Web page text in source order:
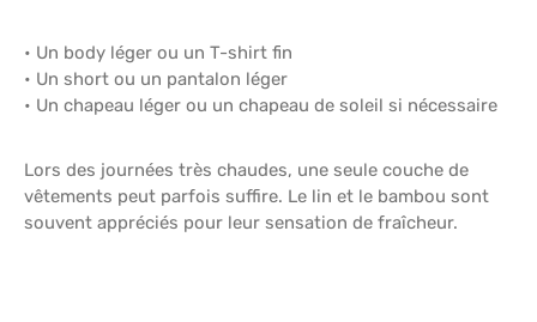
• Un body léger ou un T-shirt fin
• Un short ou un pantalon léger
• Un chapeau léger ou un chapeau de soleil si nécessaire
Lors des journées très chaudes, une seule couche de
vêtements peut parfois suffire. Le lin et le bambou sont
souvent appréciés pour leur sensation de fraîcheur.